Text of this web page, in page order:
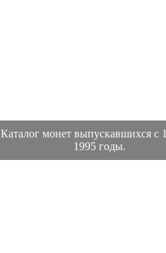
Каталог монет выпускавшихся с
1995 годы.